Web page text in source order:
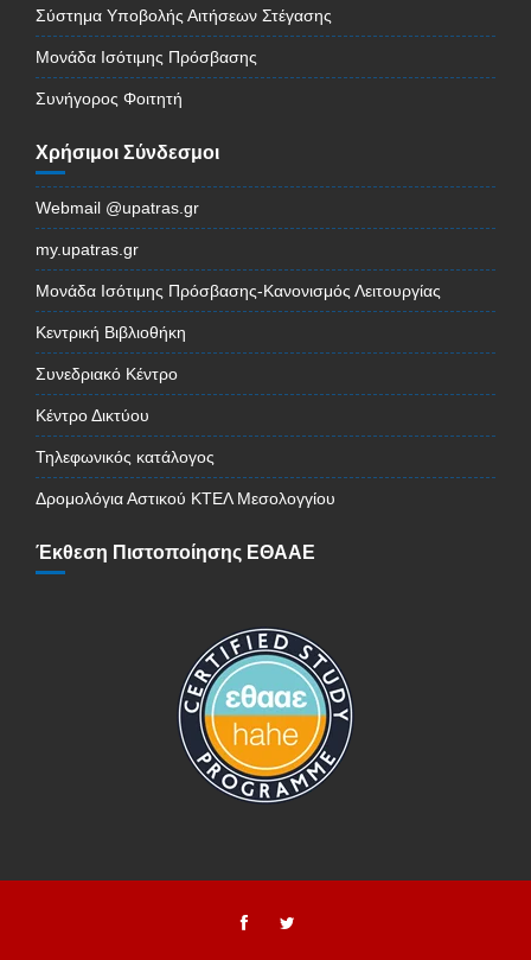
Σύστημα Υποβολής Αιτήσεων Στέγασης
Μονάδα Ισότιμης Πρόσβασης
Συνήγορος Φοιτητή
Χρήσιμοι Σύνδεσμοι
Webmail @upatras.gr
my.upatras.gr
Μονάδα Ισότιμης Πρόσβασης-Κανονισμός Λειτουργίας
Κεντρική Βιβλιοθήκη
Συνεδριακό Κέντρο
Κέντρο Δικτύου
Τηλεφωνικός κατάλογος
Δρομολόγια Αστικού ΚΤΕΛ Μεσολογγίου
Έκθεση Πιστοποίησης ΕΘΑΑΕ